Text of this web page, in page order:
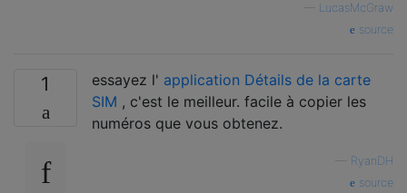
LucasMcGraw
source
1 essayez l' application Détails de la carte
SIM , c'est le meilleur. facile à copier les
numéros que vous obtenez.
RyanDH
source